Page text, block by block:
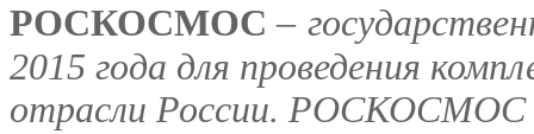
РОСКОСМОС –
2015 года для проведения
отрасли России. РОСКОСМОС